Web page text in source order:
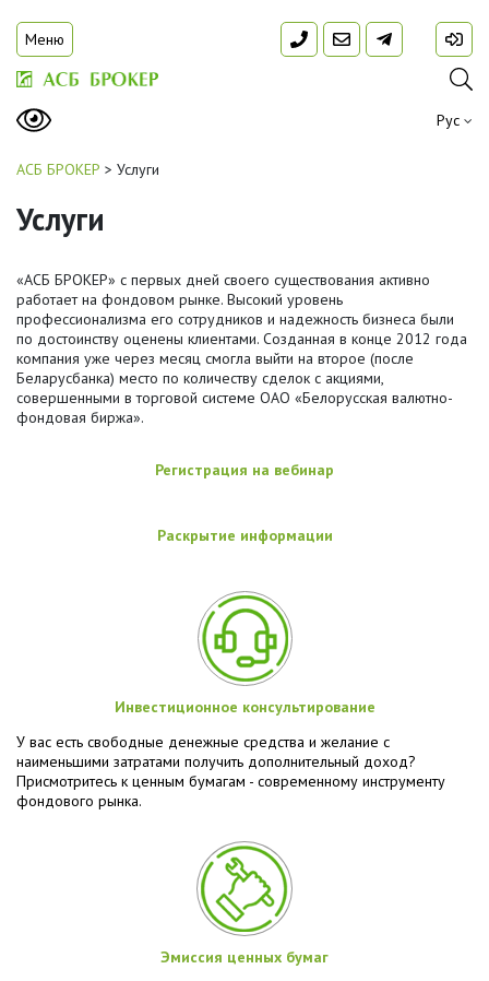
Меню
Рус
АСБ БРОКЕР > Услуги
Услуги
«АСБ БРОКЕР» с первых дней своего существования активно
работает на фондовом рынке. Высокий уровень
профессионализма его сотрудников и надежность бизнеса были
по достоинству оценены клиентами. Созданная в конце 2012 года
компания уже через месяц смогла выйти на второе (после
Беларусбанка) место по количеству сделок с акциями,
совершенными в торговой системе ОАО «Белорусская валютно-
фондовая биржа».
Регистрация на вебинар
Раскрытие информации
Инвестиционное консультирование
У вас есть свободные денежные средства и желание с
наименьшими затратами получить дополнительный доход?
Присмотритесь к ценным бумагам - современному инструменту
фондового рынка.
Эмиссия ценных бумаг